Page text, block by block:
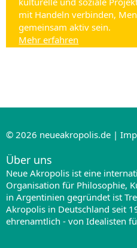
mit Handeln verbinden,
gemeinsam aktiv sein.
Mehr erfahren
© 2026 neueakropolis.de |
Über uns
Neue Akropolis ist eine
Organisation für Philosophie,
in Argentinien gegründet ist
Akropolis in Deutschland seit
ehrenamtlich - von Idealisten